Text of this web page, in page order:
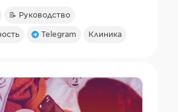
📝 Руководство
Telegram Клиника